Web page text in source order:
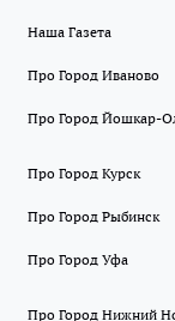
Наша Газета
Про Город Иваново
Про Город Йошкар-
Про Город Курск
Про Город Рыбинск
Про Город Уфа
Про Город Нижний